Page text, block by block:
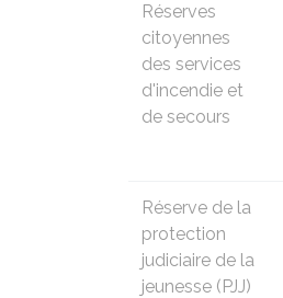
Réserves
citoyennes
des services
d'incendie et
de secours
Réserve de la
protection
judiciaire de la
jeunesse (PJJ)